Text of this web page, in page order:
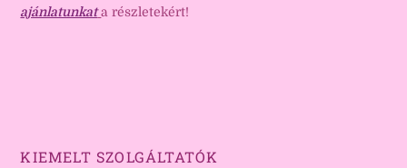
ajánlatunkat a részletekért!
KIEMELT SZOLGÁLTATÓK